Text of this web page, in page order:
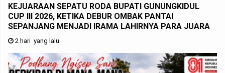
KEJUARAAN SEPATU RODA BUPATI GUNUNGKIDUL
CUP III 2026, KETIKA DEBUR OMBAK PANTAI
SEPANJANG MENJADI IRAMA LAHIRNYA PARA JUARA
2 hari yang lalu